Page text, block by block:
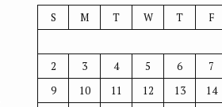
S M T W T F
2
3 4 5 6 7
9
10 11 12 13 14